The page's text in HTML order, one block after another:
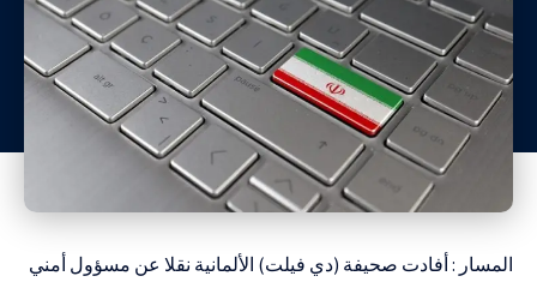
المسار : أفادت صحيفة (دي فيلت) الألمانية نقلا عن مسؤول أمني